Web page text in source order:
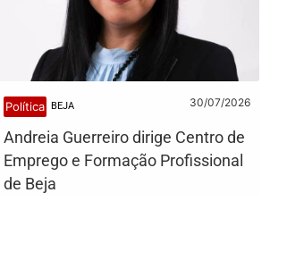
Política BEJA 30/07/2026
Andreia Guerreiro dirige Centro de
Emprego e Formação Profissional
de Beja